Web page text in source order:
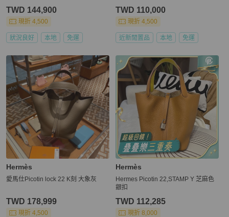
TWD 144,900
現折 4,500
狀況良好 本地 免運
TWD 110,000
現折 4,500
近新閒置品 本地 免運
Hermès
愛馬仕Picotin lock 22 K刻 大象灰
TWD 178,999
現折 4,500
Hermès
Hermes Picotin 22,STAMP Y 芝麻色
銀扣
TWD 112,285
現折 8,000